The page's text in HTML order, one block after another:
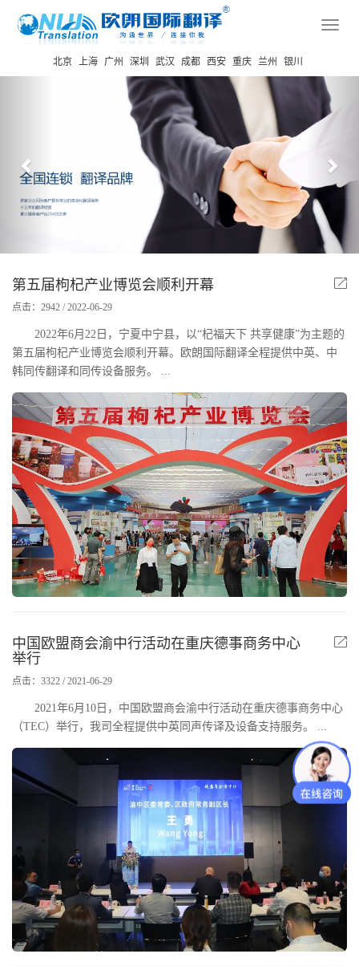
北京
上海 广州 深圳 武汉 成都 西安 重庆 兰州 银川
第五届枸杞产业博览会顺利开幕
点击：2942 / 2022-06-29
2022年6月22日，宁夏中宁县，以“杞福天下 共享健康”为主题的
第五届枸杞产业博览会顺利开幕。欧朗国际翻译全程提供中英、中
韩同传翻译和同传设备服务。 ...
中国欧盟商会渝中行活动在重庆德事商务中心
举行
点击：3322 / 2021-06-29
2021年6月10日，中国欧盟商会渝中行活动在重庆德事商务中心
（TEC）举行，我司全程提供中英同声传译及设备支持服务。 ...